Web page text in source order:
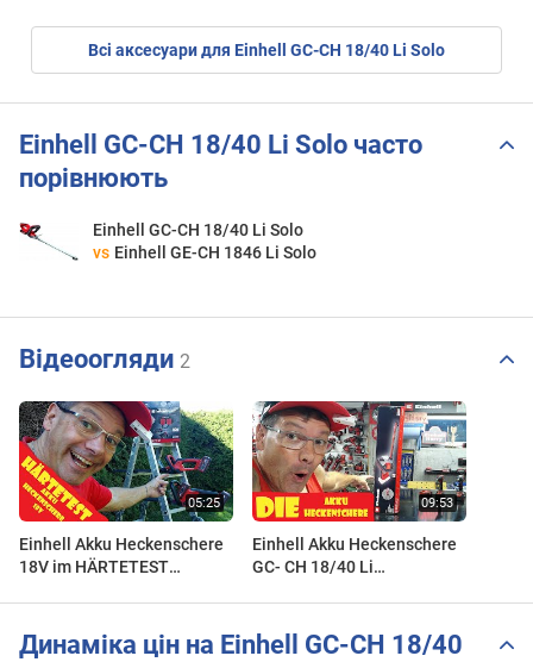
Всі аксесуари для Einhell GC-CH 18/40 Li Solo
Einhell GC-CH 18/40 Li Solo часто
порівнюють
Einhell GC-CH 18/40 Li Solo
vs Einhell GE-CH 1846 Li Solo
Відеоогляди 2
Einhell Akku Heckenschere
18V im HÄRTETEST
Einhell Akku Heckenschere
GC- CH 18/40 Li
Динаміка цін на Einhell GC-CH 18/40